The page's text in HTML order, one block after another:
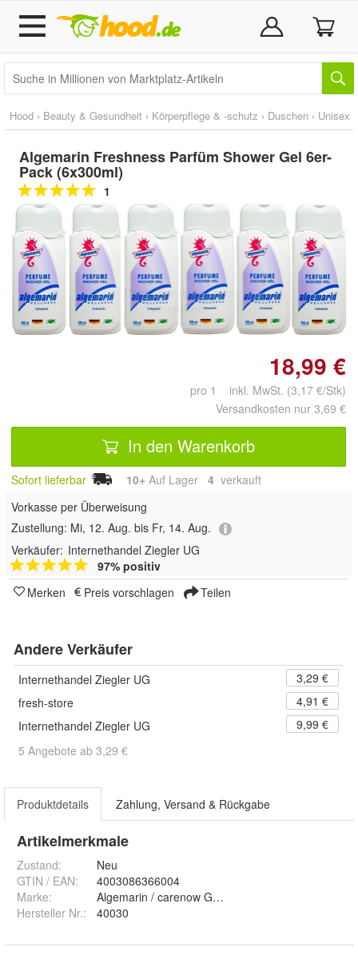
Hood › Beauty & Gesundheit › Körperpflege & -schutz › Duschen › Unisex
Algemarin Freshness Parfüm Shower Gel 6er-
Pack (6x300ml)
1
Doppelt antippen zum
vergrößern
18,99 €
pro 1 inkl. MwSt. (3,17 €/Stk)
Versandkosten nur 3,69 €
In den Warenkorb
Sofort lieferbar 10+ Auf Lager 4 verkauft
Vorkasse per Überweisung
Zustellung: Mi, 12. Aug. bis Fr, 14. Aug.
Verkäufer: Internethandel Ziegler UG
97% positiv
Merken
Preis vorschlagen Teilen
Andere Verkäufer
Internethandel Ziegler UG
3,29 €
fresh-store
4,91 €
Internethandel Ziegler UG
9,99 €
5 Angebote ab 3,29 €
Produktdetails Zahlung, Versand & Rückgabe
Artikelmerkmale
Zustand:
Neu
GTIN / EAN:
4003086366004
Marke:
Algemarin / carenow GmbH
Hersteller Nr.:
40030